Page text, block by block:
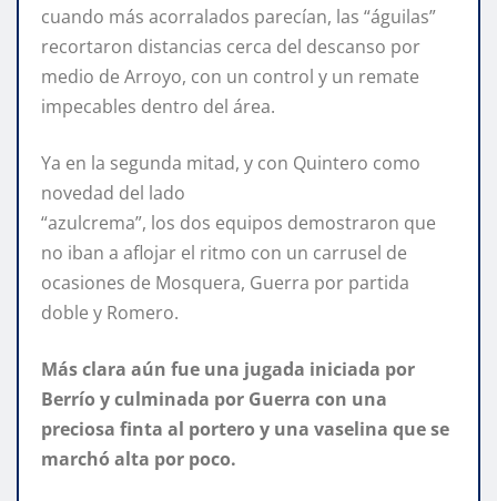
cuando más acorralados parecían, las “águilas”
recortaron distancias cerca del descanso por
medio de Arroyo, con un control y un remate
impecables dentro del área.
Ya en la segunda mitad, y con Quintero como
novedad del lado
“azulcrema”, los dos equipos demostraron que
no iban a aflojar el ritmo con un carrusel de
ocasiones de Mosquera, Guerra por partida
doble y Romero.
Más clara aún fue una jugada iniciada por
Berrío y culminada por Guerra con una
preciosa finta al portero y una vaselina que se
marchó alta por poco.